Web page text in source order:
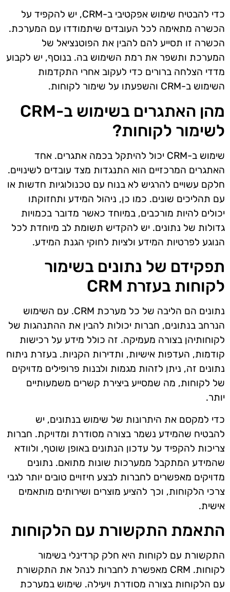
כדי להבטיח שימוש אפקטיבי ב-CRM, יש להקפיד על
הכשרה מתאימה לכל העובדים שיתמודדו עם המערכת.
הכשרה זו תסייע להם להבין את הפוטנציאל של
המערכת ותשפר את רמת השימוש בה. בנוסף, יש לקבוע
מדדי הצלחה ברורים כדי לעקוב אחרי התקדמות
השימוש ב-CRM והשפעתו על שימור לקוחות.
מהן האתגרים בשימוש ב-CRM
לשימור לקוחות?
שימוש ב-CRM יכול להיתקל בכמה אתגרים. אחד
האתגרים המרכזיים הוא התנגדות מצד עובדים לשינויים.
חלקם עשויים להרגיש לא בנוח עם טכנולוגיות חדשות או
עם תהליכים שונים. כמו כן, ניהול המידע ותחזוקתו
יכולים להיות מורכבים, במיוחד כאשר מדובר בכמויות
גדולות של נתונים. יש להקדיש תשומת לב מיוחדת לכל
הנוגע לפרטיות המידע ולציות לחוקי הגנת המידע.
תפקידם של נתונים בשימור
לקוחות בעזרת CRM
נתונים הם הליבה של כל מערכת CRM. עם השימוש
הנרחב בנתונים, חברות יכולות להבין את ההתנהגות של
לקוחותיהן בצורה מעמיקה. זה כולל מידע על רכישות
קודמות, העדפות אישיות, ותדירות הקניות. בעזרת ניתוח
נתונים זה, ניתן לזהות מגמות ולבנות פרופילים מדויקים
של לקוחות, מה שמסייע ביצירת קשרים משמעותיים
יותר.
כדי למקסם את היתרונות של שימוש בנתונים, יש
להבטיח שהמידע נשמר בצורה מסודרת ומדויקת. חברות
צריכות להקפיד על עדכון הנתונים באופן שוטף, ולוודא
שהמידע המתקבל ממערכות שונות מתואם. נתונים
מדויקים מאפשרים לחברות לבצע חיזויים טובים יותר לגבי
צרכי הלקוחות, וכך להציע מוצרים ושירותים מותאמים
אישית.
התאמת התקשורת עם הלקוחות
התקשורת עם לקוחות היא חלק קרדינלי בשימור
לקוחות. CRM מאפשרת לחברות לנהל את התקשורת
עם הלקוחות בצורה מסודרת ויעילה. שימוש במערכת